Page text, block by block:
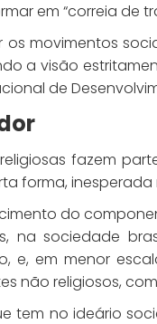
em “correia de
movimentos
a visão
de
fazem
forma,
do
na sociedade
e, em menor
não religiosos,
tem no ideário